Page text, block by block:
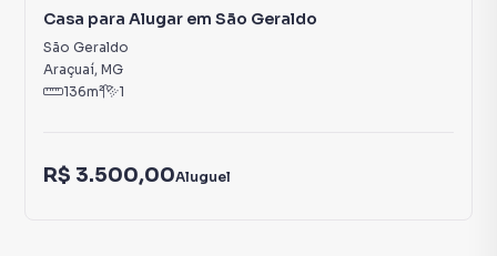
Casa para Alugar em São Geraldo
São Geraldo
Araçuaí, MG
136m² 1
R$ 3.500,00Aluguel